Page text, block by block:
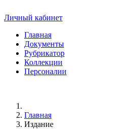
Личный кабинет
Главная
Документы
Рубрикатор
Коллекции
Персоналии
Главная
Издание